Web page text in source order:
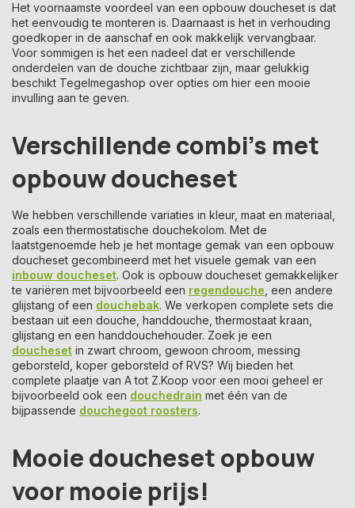
Het voornaamste voordeel van een opbouw doucheset is dat
het eenvoudig te monteren is. Daarnaast is het in verhouding
goedkoper in de aanschaf en ook makkelijk vervangbaar.
Voor sommigen is het een nadeel dat er verschillende
onderdelen van de douche zichtbaar zijn, maar gelukkig
beschikt Tegelmegashop over opties om hier een mooie
invulling aan te geven.
Verschillende combi's met
opbouw doucheset
We hebben verschillende variaties in kleur, maat en materiaal,
zoals een thermostatische douchekolom. Met de
laatstgenoemde heb je het montage gemak van een opbouw
doucheset gecombineerd met het visuele gemak van een
inbouw doucheset. Ook is opbouw doucheset gemakkelijker
te variëren met bijvoorbeeld een regendouche , een andere
glijstang of een douchebak. We verkopen complete sets die
bestaan uit een douche, handdouche, thermostaat kraan,
glijstang en een handdouchehouder. Zoek je een
doucheset in zwart chroom, gewoon chroom, messing
geborsteld, koper geborsteld of RVS? Wij bieden het
complete plaatje van A tot Z.Koop voor een mooi geheel er
bijvoorbeeld ook een douchedrain met één van de
bijpassende douchegoot roosters.
Mooie doucheset opbouw
voor mooie prijs!